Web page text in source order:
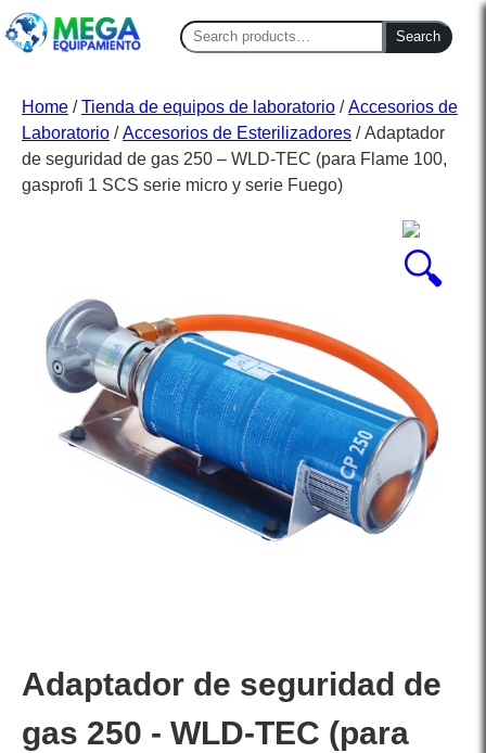
Search
for:
Search
Home /Tienda de equipos de laboratorio /Accesorios de
Laboratorio /Accesorios de Esterilizadores / Adaptador
de seguridad de gas 250 – WLD-TEC (para Flame 100,
gasprofi 1 SCS serie micro y serie Fuego)
Adaptador de seguridad de
gas 250 - WLD-TEC (para